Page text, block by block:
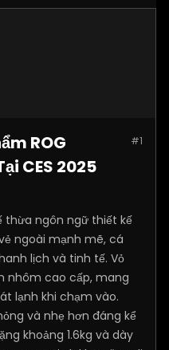
#1
ROG
CES 2025
thừa ngôn ngữ thiết kế
ngoài mạnh mẽ, cá
lịch và tinh tế. Vỏ
nhôm cao cấp, mang
lạnh khi chạm vào.
và nhẹ hơn đáng kể
khoảng 1.6kg và dày